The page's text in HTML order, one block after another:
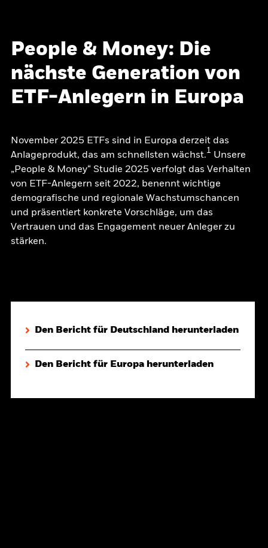
People & Money: Die
nächste Generation von
ETF-Anlegern in Europa
November 2025 ETFs sind in Europa derzeit das
Anlageprodukt, das am schnellsten wächst.1 Unsere
„People & Money“ Studie 2025 verfolgt das Verhalten
von ETF-Anlegern seit 2022, benennt wichtige
demografische und regionale Wachstumschancen
und präsentiert konkrete Vorschläge, um das
Vertrauen und das Engagement neuer Anleger zu
stärken.
Den Bericht für Deutschland herunterladen
Den Bericht für Europa herunterladen